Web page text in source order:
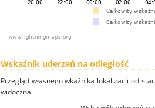
Wskaźnik uderzeń na odległość
Przegląd własnego wkaźnika lokalizacji od
widoczna